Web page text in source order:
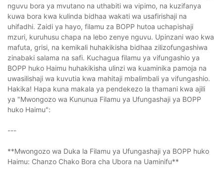
nguvu bora ya mvutano na uthabiti wa vipimo, na kuzifanya
kuwa bora kwa kulinda bidhaa wakati wa usafirishaji na
uhifadhi. Zaidi ya hayo, filamu za BOPP hutoa uchapishaji
mzuri, kuruhusu chapa na lebo zenye nguvu. Upinzani wao kwa
mafuta, grisi, na kemikali huhakikisha bidhaa zilizofungashiwa
zinabaki salama na safi. Kuchagua filamu ya vifungashio ya
BOPP huko Haimu huhakikisha ulinzi wa kuaminika pamoja na
uwasilishaji wa kuvutia kwa mahitaji mbalimbali ya vifungashio.
Hakika! Hapa kuna makala ya pendekezo la thamani kwa ajili
ya "Mwongozo wa Kununua Filamu ya Ufungashaji ya BOPP
huko Haimu":
---
**Mwongozo wa Duka la Filamu ya Ufungashaji ya BOPP huko
Haimu: Chanzo Chako Bora cha Ubora na Uaminifu**